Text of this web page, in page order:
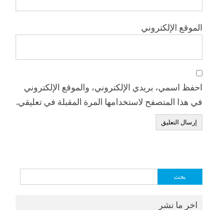
الموقع الإلكتروني
احفظ اسمي، بريدي الإلكتروني، والموقع الإلكتروني
في هذا المتصفح لاستخدامها المرة المقبلة في تعليقي.
البحث
اخر ما نشر